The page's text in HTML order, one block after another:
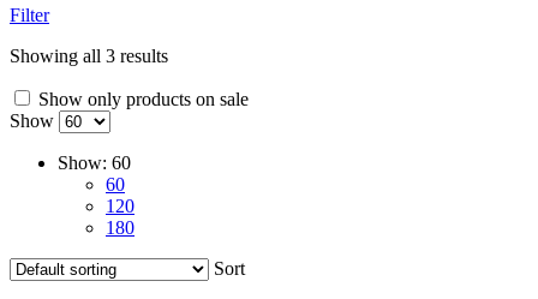
Filter
Showing all 3 results
Show only products on sale
Show
Show: 60
60
120
180
Sort